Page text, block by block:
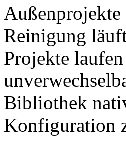
Reinigung
Projekte
Bibliothek
Konfiguration